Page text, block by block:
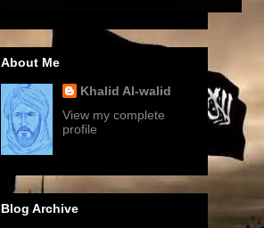
About Me
Khalid Al-walid
View my complete
profile
Blog Archive